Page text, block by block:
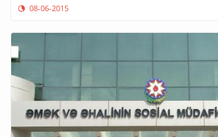
08-06-2015